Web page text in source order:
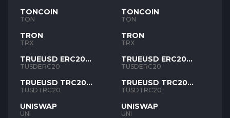
TONCOIN
TON
TRON
TRX
TRUEUSD ERC20
TUSD
TUSDERC20
TRUEUSD TRC20
TUSD
TUSDTRC20
UNISWAP
UNI
TONCOIN
TON
TRON
TRX
TRUEUSD ERC20
TUSD
TUSDERC20
TRUEUSD TRC20
TUSD
TUSDTRC20
UNISWAP
UNI